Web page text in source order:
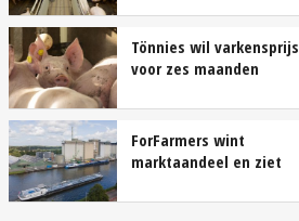
varkensstapel
Tönnies wil varkensprijs
voor zes maanden
ForFarmers wint
marktaandeel en ziet